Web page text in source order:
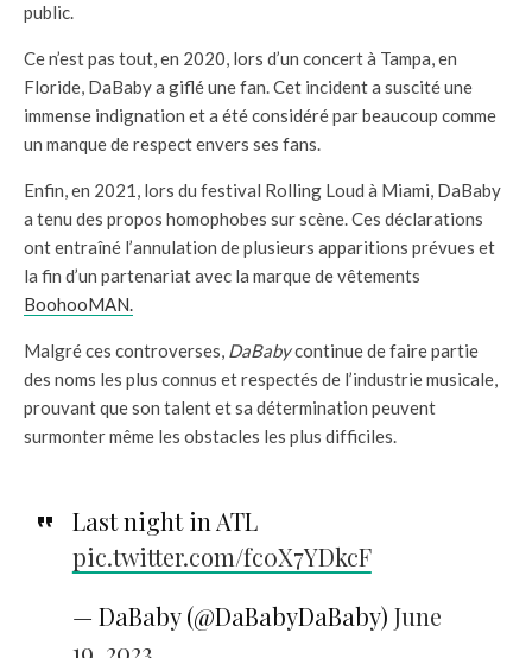
public.
Ce n’est pas tout, en 2020, lors d’un concert à Tampa, en
Floride, DaBaby a giflé une fan. Cet incident a suscité une
immense indignation et a été considéré par beaucoup comme
un manque de respect envers ses fans.
Enfin, en 2021, lors du festival Rolling Loud à Miami, DaBaby
a tenu des propos homophobes sur scène. Ces déclarations
ont entraîné l’annulation de plusieurs apparitions prévues et
la fin d’un partenariat avec la marque de vêtements
BoohooMAN.
Malgré ces controverses, DaBabycontinue de faire partie
des noms les plus connus et respectés de l’industrie musicale,
prouvant que son talent et sa détermination peuvent
surmonter même les obstacles les plus difficiles.
Last night in ATL
pic.twitter.com/fc0X7YDkcF
— DaBaby (@DaBabyDaBaby) June
19, 2023